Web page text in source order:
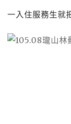
一入住服務生就